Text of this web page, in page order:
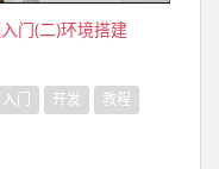
门(二)环境搭建
入门 开发
教程